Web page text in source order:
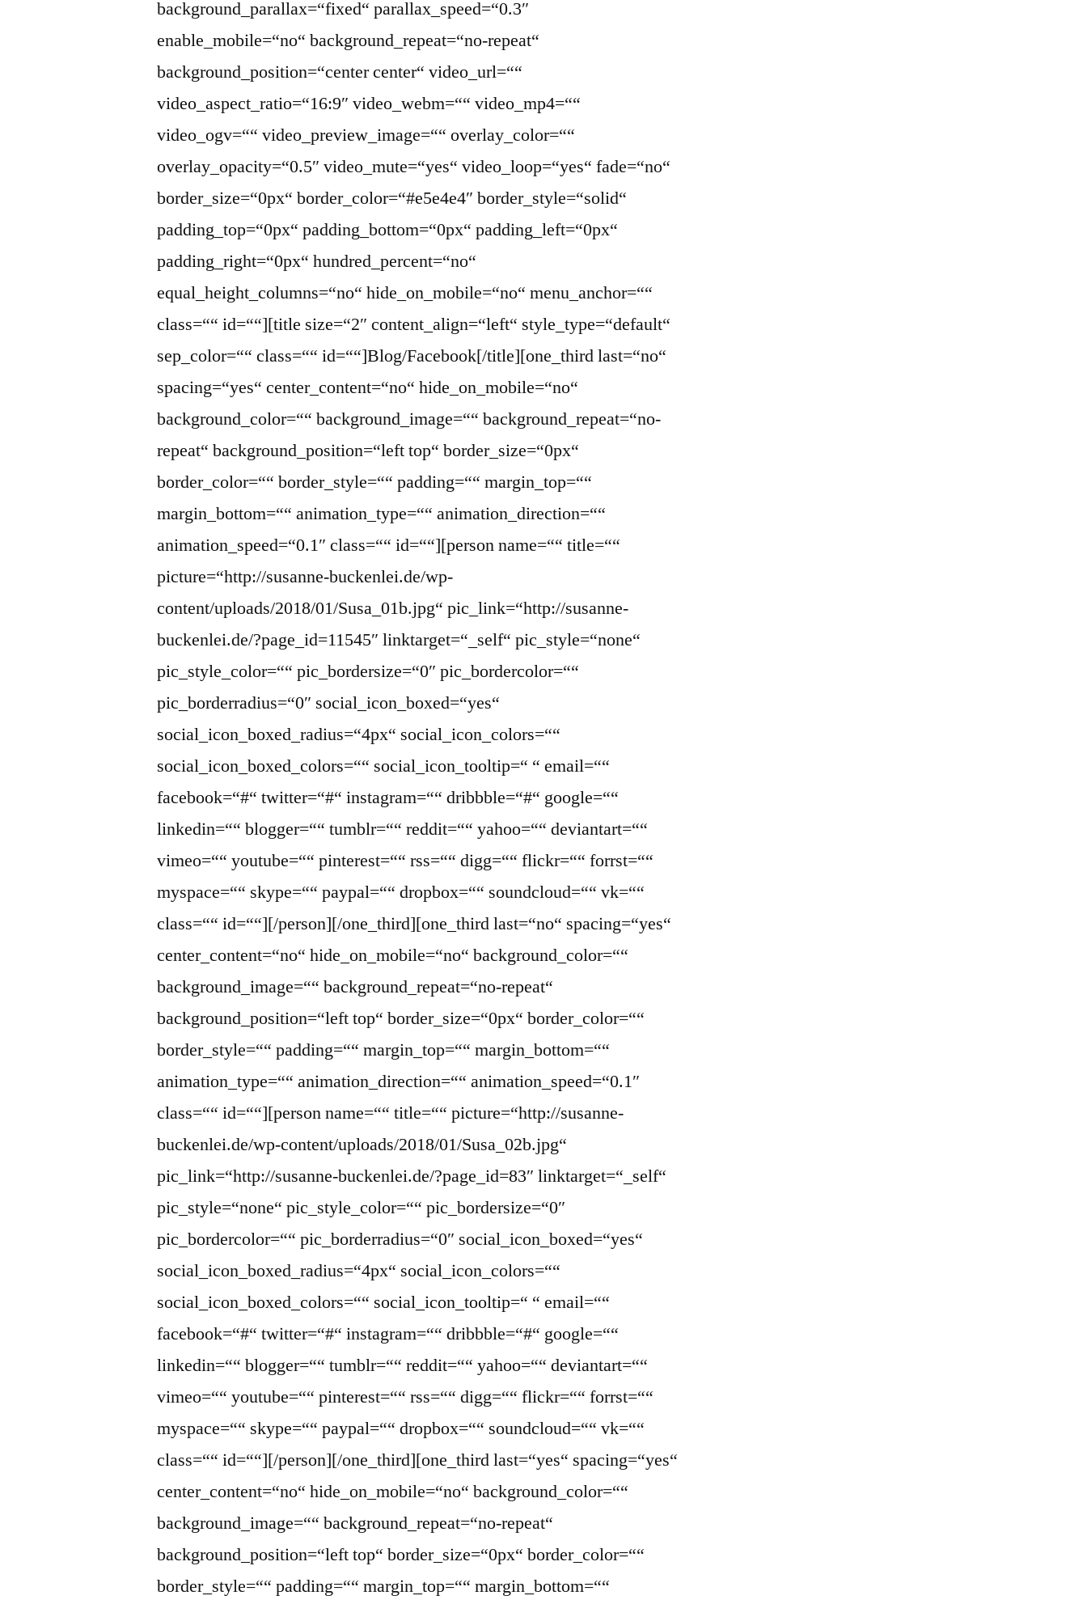
background_parallax=“fixed“ parallax_speed=“0.3″
enable_mobile=“no“ background_repeat=“no-repeat“
background_position=“center center“ video_url=““
video_aspect_ratio=“16:9″ video_webm=““ video_mp4=““
video_ogv=““ video_preview_image=““ overlay_color=““
overlay_opacity=“0.5″ video_mute=“yes“ video_loop=“yes“ fade=“no“
border_size=“0px“ border_color=“#e5e4e4″ border_style=“solid“
padding_top=“0px“ padding_bottom=“0px“ padding_left=“0px“
padding_right=“0px“ hundred_percent=“no“
equal_height_columns=“no“ hide_on_mobile=“no“ menu_anchor=““
class=““ id=““][title size=“2″ content_align=“left“ style_type=“default“
sep_color=““ class=““ id=““]Blog/Facebook[/title][one_third last=“no“
spacing=“yes“ center_content=“no“ hide_on_mobile=“no“
background_color=““ background_image=““ background_repeat=“no-
repeat“ background_position=“left top“ border_size=“0px“
border_color=““ border_style=““ padding=““ margin_top=““
margin_bottom=““ animation_type=““ animation_direction=““
animation_speed=“0.1″ class=““ id=““][person name=““ title=““
picture=“http://susanne-buckenlei.de/wp-
content/uploads/2018/01/Susa_01b.jpg“ pic_link=“http://susanne-
buckenlei.de/?page_id=11545″ linktarget=“_self“ pic_style=“none“
pic_style_color=““ pic_bordersize=“0″ pic_bordercolor=““
pic_borderradius=“0″ social_icon_boxed=“yes“
social_icon_boxed_radius=“4px“ social_icon_colors=““
social_icon_boxed_colors=““ social_icon_tooltip=“ “ email=““
facebook=“#“ twitter=“#“ instagram=““ dribbble=“#“ google=““
linkedin=““ blogger=““ tumblr=““ reddit=““ yahoo=““ deviantart=““
vimeo=““ youtube=““ pinterest=““ rss=““ digg=““ flickr=““ forrst=““
myspace=““ skype=““ paypal=““ dropbox=““ soundcloud=““ vk=““
class=““ id=““][/person][/one_third][one_third last=“no“ spacing=“yes“
center_content=“no“ hide_on_mobile=“no“ background_color=““
background_image=““ background_repeat=“no-repeat“
background_position=“left top“ border_size=“0px“ border_color=““
border_style=““ padding=““ margin_top=““ margin_bottom=““
animation_type=““ animation_direction=““ animation_speed=“0.1″
class=““ id=““][person name=““ title=““ picture=“http://susanne-
buckenlei.de/wp-content/uploads/2018/01/Susa_02b.jpg“
pic_link=“http://susanne-buckenlei.de/?page_id=83″ linktarget=“_self“
pic_style=“none“ pic_style_color=““ pic_bordersize=“0″
pic_bordercolor=““ pic_borderradius=“0″ social_icon_boxed=“yes“
social_icon_boxed_radius=“4px“ social_icon_colors=““
social_icon_boxed_colors=““ social_icon_tooltip=“ “ email=““
facebook=“#“ twitter=“#“ instagram=““ dribbble=“#“ google=““
linkedin=““ blogger=““ tumblr=““ reddit=““ yahoo=““ deviantart=““
vimeo=““ youtube=““ pinterest=““ rss=““ digg=““ flickr=““ forrst=““
myspace=““ skype=““ paypal=““ dropbox=““ soundcloud=““ vk=““
class=““ id=““][/person][/one_third][one_third last=“yes“ spacing=“yes“
center_content=“no“ hide_on_mobile=“no“ background_color=““
background_image=““ background_repeat=“no-repeat“
background_position=“left top“ border_size=“0px“ border_color=““
border_style=““ padding=““ margin_top=““ margin_bottom=““